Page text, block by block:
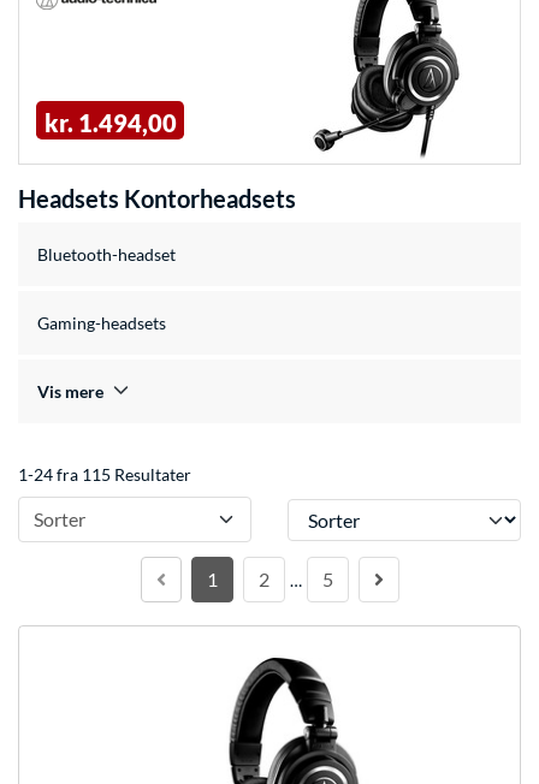
kr. 1.494,00
Headsets Kontorheadsets
Bluetooth-headset
Gaming-headsets
Vis mere
1-24 fra 115 Resultater
Sorter Sorter
1 2 … 5